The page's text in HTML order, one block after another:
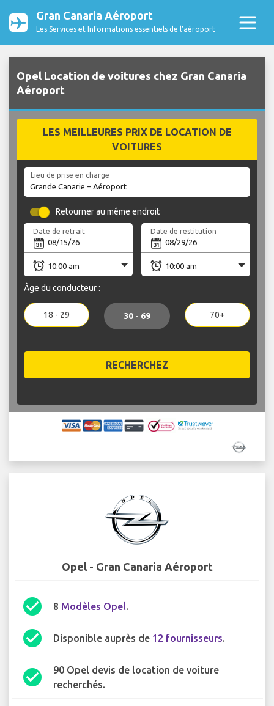
Gran Canaria Aéroport
Les Services et Informations essentiels de l’aéroport
Opel Location de voitures chez Gran Canaria
Aéroport
LES MEILLEURES PRIX DE LOCATION DE
VOITURES
Lieu de prise en charge
Retourner au même endroit
Date de retrait Date de restitution
Âge du conducteur :
18 - 29 30 - 69 70+
RECHERCHEZ
Opel - Gran Canaria Aéroport
check_circle 8 Modèles Opel.
check_circle Disponible auprès de 12 fournisseurs.
check_circle
90 Opel devis de location de voiture
recherchés.